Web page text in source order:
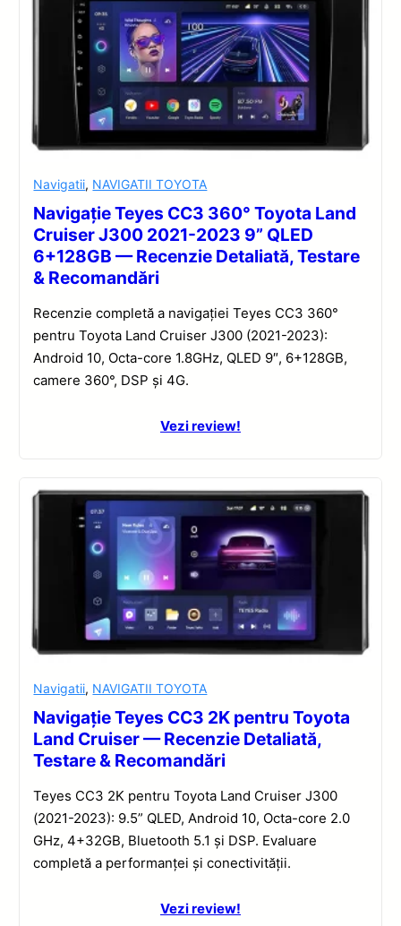
Navigatii, NAVIGATII TOYOTA
Navigație Teyes CC3 360° Toyota Land
Cruiser J300 2021-2023 9” QLED
6+128GB — Recenzie Detaliată, Testare
& Recomandări
Recenzie completă a navigației Teyes CC3 360°
pentru Toyota Land Cruiser J300 (2021-2023):
Android 10, Octa-core 1.8GHz, QLED 9″, 6+128GB,
camere 360°, DSP și 4G.
Vezi review!
Navigatii, NAVIGATII TOYOTA
Navigație Teyes CC3 2K pentru Toyota
Land Cruiser — Recenzie Detaliată,
Testare & Recomandări
Teyes CC3 2K pentru Toyota Land Cruiser J300
(2021-2023): 9.5” QLED, Android 10, Octa-core 2.0
GHz, 4+32GB, Bluetooth 5.1 și DSP. Evaluare
completă a performanței și conectivității.
Vezi review!